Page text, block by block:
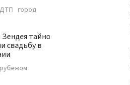
ДТП город
тайно
свадьбу в